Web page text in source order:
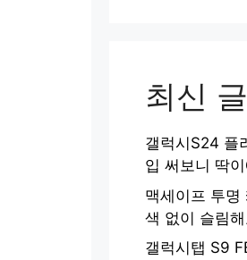
최신 글
갤럭시S24 플
입 써보니 딱
맥세이프 투명
색 없이 슬림해
갤럭시탭 S9